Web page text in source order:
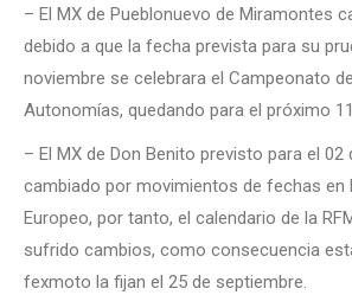
– El MX de Pueblonuevo de Miramontes
debido a que la fecha prevista para su
noviembre se celebrara el Campeonato
Autonomías, quedando para el próximo
– El MX de Don Benito previsto para el
cambiado por movimientos de fechas en
Europeo, por tanto, el calendario de la
sufrido cambios, como consecuencia
fexmoto la fijan el 25 de septiembre.